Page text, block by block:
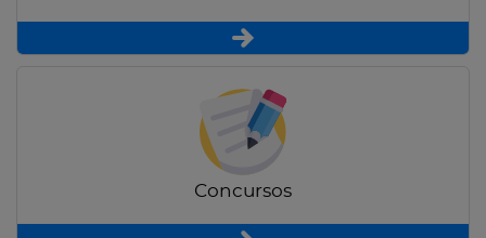
Concursos